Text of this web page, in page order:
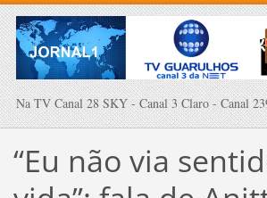
Na TV Canal 28 SKY - Canal 3 Claro - Canal
“Eu não via